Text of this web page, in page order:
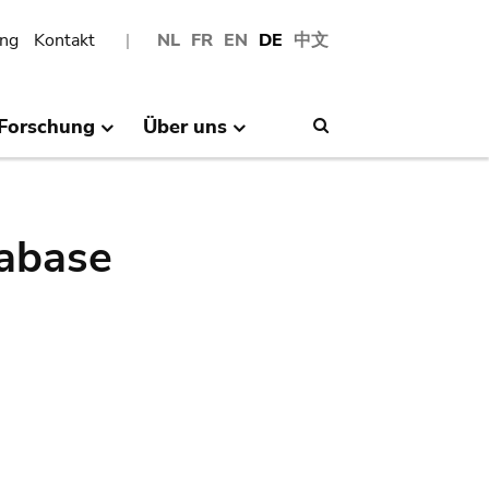
NL FR EN DE 中文
Kontakt
Über uns